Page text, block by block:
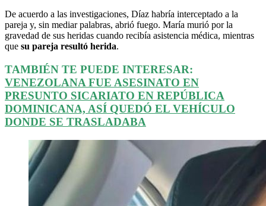
De acuerdo a las investigaciones, Díaz habría interceptado a la
pareja y, sin mediar palabras, abrió fuego. María murió por la
gravedad de sus heridas cuando recibía asistencia médica, mientras
que su pareja resultó herida.
TAMBIÉN TE PUEDE INTERESAR:
VENEZOLANA FUE ASESINATO EN
PRESUNTO SICARIATO EN REPÚBLICA
DOMINICANA, ASÍ QUEDÓ EL VEHÍCULO
DONDE SE TRASLADABA